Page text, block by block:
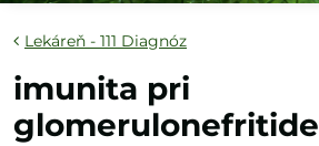
Lekáreň - 111 Diagnóz
imunita pri
glomerulonefritide